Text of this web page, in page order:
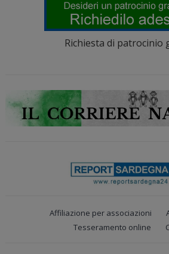
Richiesta di patrocinio
Affiliazione per associazioni
Tesseramento online